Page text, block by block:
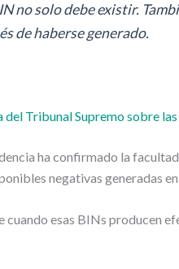
no solo debe existir.
de haberse generado.
del Tribunal Supremo sobre
ha confirmado la
negativas generadas
cuando esas BINs producen